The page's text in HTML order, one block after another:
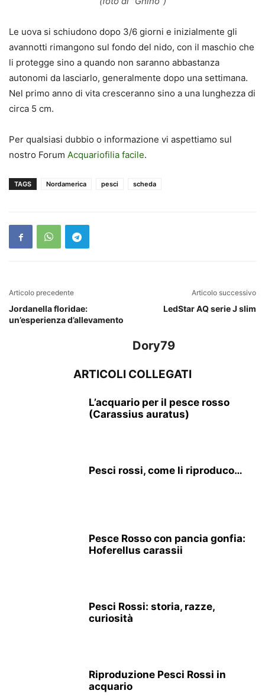
Le uova si schiudono dopo 3/6 giorni e inizialmente gli
avannotti rimangono sul fondo del nido, con il maschio che
li protegge sino a quando non saranno abbastanza
autonomi da lasciarlo, generalmente dopo una settimana.
Nel primo anno di vita cresceranno sino a una lunghezza di
circa 5 cm.
Per qualsiasi dubbio o informazione vi aspettiamo sul
nostro Forum Acquariofilia facile.
TAGS Nordamerica pesci scheda
Articolo precedente
Jordanella floridae:
un’esperienza d’allevamento
Articolo successivo
LedStar AQ serie J slim
Dory79
ARTICOLI COLLEGATI
L’acquario per il pesce rosso
(Carassius auratus)
Pesci rossi, come li riproduco…
Pesce Rosso con pancia gonfia:
Hoferellus carassii
Pesci Rossi: storia, razze,
curiosità
Riproduzione Pesci Rossi in
acquario